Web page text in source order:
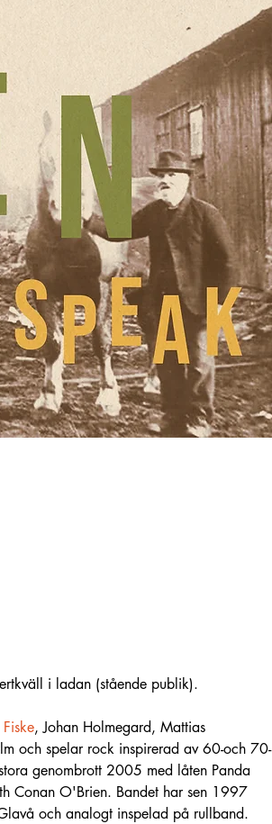
i ladan (stående publik).
, Johan Holmegard, Mattias
och spelar rock inspirerad av 60-och 70-
genombrott 2005 med låten Panda
Conan O'Brien. Bandet har sen 1997
och analogt inspelad på rullband.